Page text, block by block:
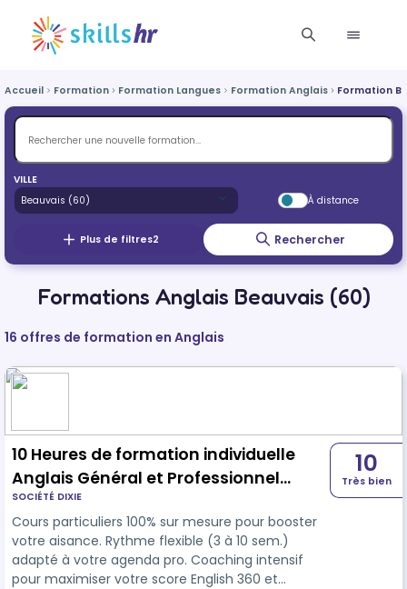
Accueil Formation Formation Langues Formation Anglais Formation
VILLE
À distance
Plus de filtres2 Rechercher
Formations Anglais Beauvais (60)
16 offres de formation en Anglais
10 Heures de formation individuelle
Anglais Général et Professionnel
passage du Test English 360°
SOCIÉTÉ DIXIE
Cours particuliers 100% sur mesure pour booster
votre aisance. Rythme flexible (3 à 10 sem.)
adapté à votre agenda pro. Coaching intensif
pour maximiser votre score English 360 et
10
Très bien